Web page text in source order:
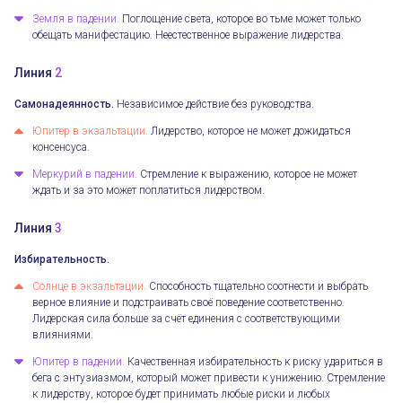
Земля в падении. Поглощение света, которое во тьме может только
обещать манифестацию. Неестественное выражение лидерства.
Линия 2
Самонадеянность. Независимое действие без руководства.
Юпитер в экзальтации. Лидерство, которое не может дожидаться
консенсуса.
Меркурий в падении. Стремление к выражению, которое не может
ждать и за это может поплатиться лидерством.
Линия 3
Избирательность.
Солнце в экзальтации. Способность тщательно соотнести и выбрать
верное влияние и подстраивать своё поведение соответственно.
Лидерская сила больше за счёт единения с соответствующими
влияниями.
Юпитер в падении. Качественная избирательность к риску удариться в
бега с энтузиазмом, который может привести к унижению. Стремление
к лидерству, которое будет принимать любые риски и любых